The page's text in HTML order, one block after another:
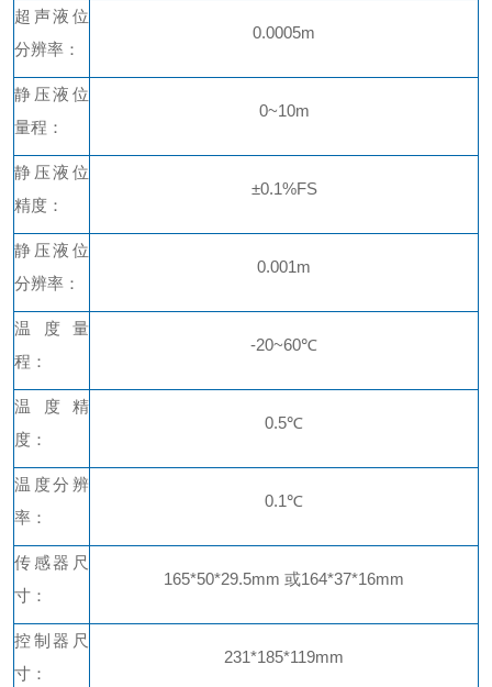
超声液位
分辨率：
0.0005m
静压液位
量程：
0~10m
静压液位
精度：
±0.1%FS
静压液位
分辨率：
0.001m
温度量
程：
-20~60℃
温度精
度：
0.5℃
温度分辨
率：
0.1℃
传感器尺
寸：
165*50*29.5mm 或164*37*16mm
控制器尺
寸：
231*185*119mm